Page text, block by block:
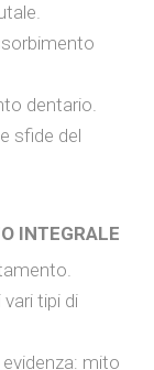
dentario.
sfide del
INTEGRALE
tipi di
mito